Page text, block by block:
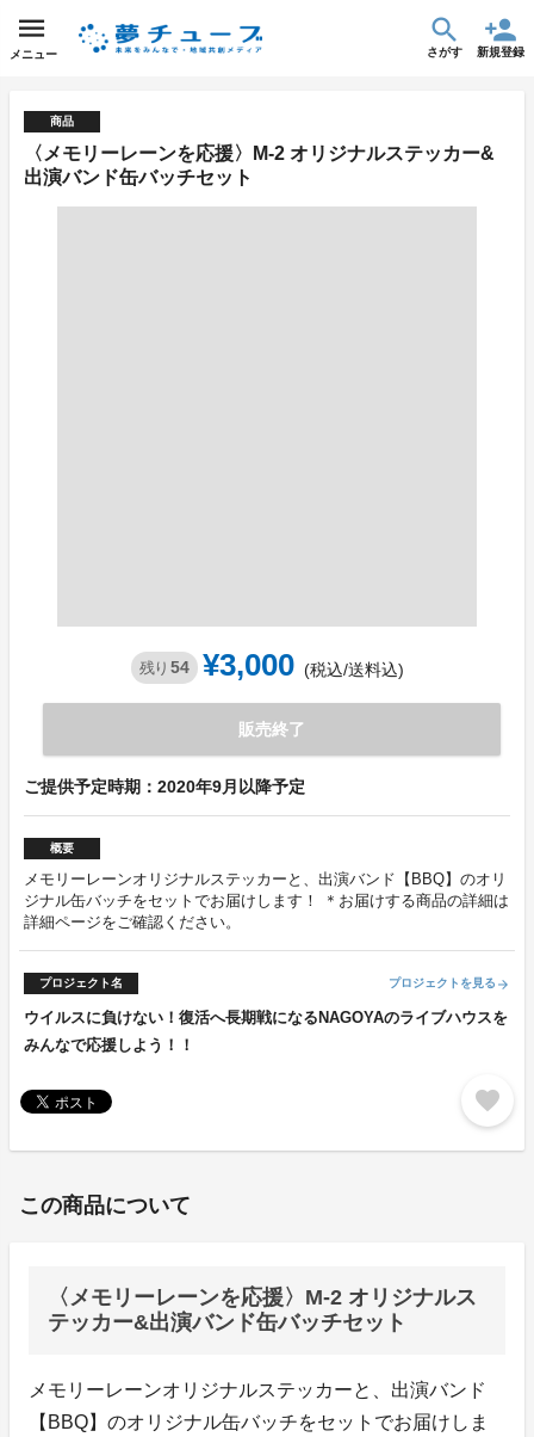
メニュー さがす 新規登録
商品
〈メモリーレーンを応援〉M-2 オリジナルステッカー&
出演バンド缶バッチセット
残り 54 ¥3,000 (税込/送料込)
販売終了
ご提供予定時期：2020年9月以降予定
概要
メモリーレーンオリジナルステッカーと、出演バンド【BBQ】のオリ
ジナル缶バッチをセットでお届けします！ ＊お届けする商品の詳細は
詳細ページをご確認ください。
プロジェクト名 プロジェクトを見る arrow_forward
ウイルスに負けない！復活へ長期戦になるNAGOYAのライブハウスを
みんなで応援しよう！！
favorite
この商品について
〈メモリーレーンを応援〉M-2 オリジナルス
テッカー&出演バンド缶バッチセット
メモリーレーンオリジナルステッカーと、出演バンド
【BBQ】のオリジナル缶バッチをセットでお届けしま